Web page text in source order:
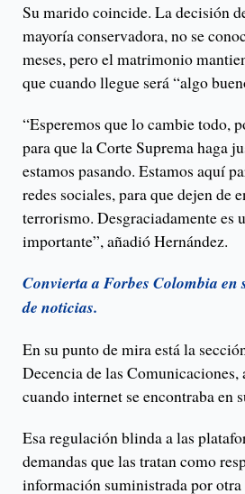
Su marido coincide. La decisión
mayoría conservadora, no se
meses, pero el matrimonio
que cuando llegue será “algo
“Esperemos que lo cambie todo,
para que la Corte Suprema haga
estamos pasando. Estamos aquí
redes sociales, para que dejen de
terrorismo. Desgraciadamente es
importante”, añadió Hernández.
Convierta a Forbes Colombia en
de noticias.
En su punto de mira está la
Decencia de las Comunicaciones,
cuando internet se encontraba en
Esa regulación blinda a las
demandas que las tratan como
información suministrada por otra